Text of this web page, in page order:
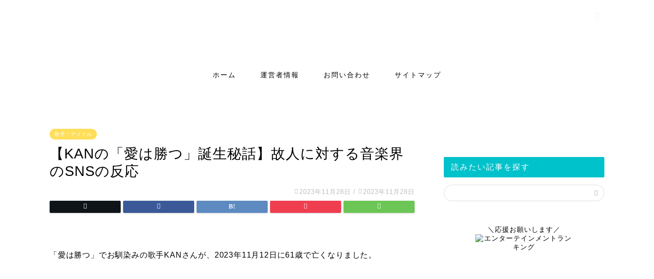
ホーム 運営者情報 お問い合わせ サイトマップ
歌手・アイドル
【KANの「愛は勝つ」誕生秘話】故人に対する音楽界
のSNSの反応
2023年11月28日 / 2023年11月28日
「愛は勝つ」でお馴染みの歌手KANさんが、 2023年11月12日に61歳で亡くなりました。
読みたい記事を探す
＼応援お願いします／